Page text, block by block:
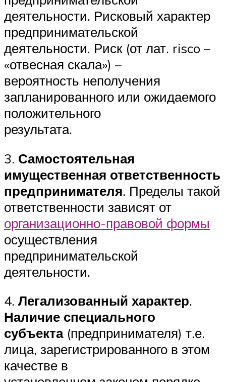
деятельности. Рисковый характер
предпринимательской
деятельности. Риск (от лат. risco –
«отвесная скала») –
вероятность неполучения
запланированного или ожидаемого
положительного
результата.
3. Самостоятельная
имущественная ответственность
предпринимателя. Пределы такой
ответственности зависят от
организационно-правовой формы
осуществления
предпринимательской
деятельности.
4. Легализованный характер.
Наличие специального
субъекта (предпринимателя) т.е.
лица, зарегистрированного в этом
качестве в